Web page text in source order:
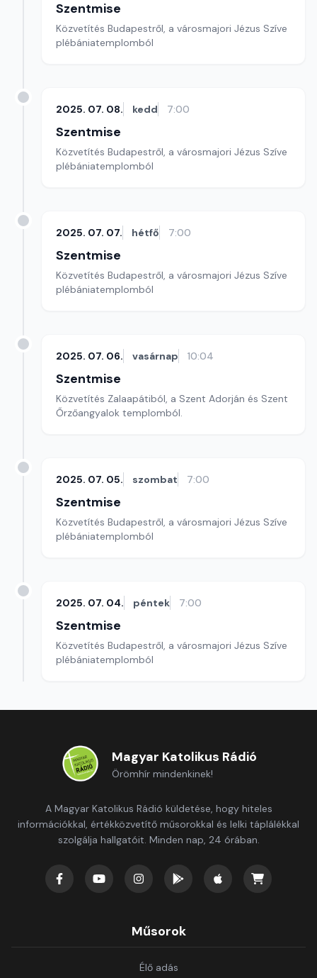
Szentmise
Közvetítés Budapestről, a városmajori Jézus Szíve
plébániatemplomból
2025. 07. 08. kedd 7:00
Szentmise
Közvetítés Budapestről, a városmajori Jézus Szíve
plébániatemplomból
2025. 07. 07. hétfő 7:00
Szentmise
Közvetítés Budapestről, a városmajori Jézus Szíve
plébániatemplomból
2025. 07. 06. vasárnap 10:04
Szentmise
Közvetítés Zalaapátiból, a Szent Adorján és Szent
Őrzőangyalok templomból.
2025. 07. 05. szombat 7:00
Szentmise
Közvetítés Budapestről, a városmajori Jézus Szíve
plébániatemplomból
2025. 07. 04. péntek 7:00
Szentmise
Közvetítés Budapestről, a városmajori Jézus Szíve
plébániatemplomból
Magyar Katolikus Rádió
Örömhír mindenkinek!
A Magyar Katolikus Rádió küldetése, hogy hiteles
információkkal, értékközvetítő műsorokkal és lelki táplálékkal
szolgálja hallgatóit. Minden nap, 24 órában.
Műsorok
Élő adás